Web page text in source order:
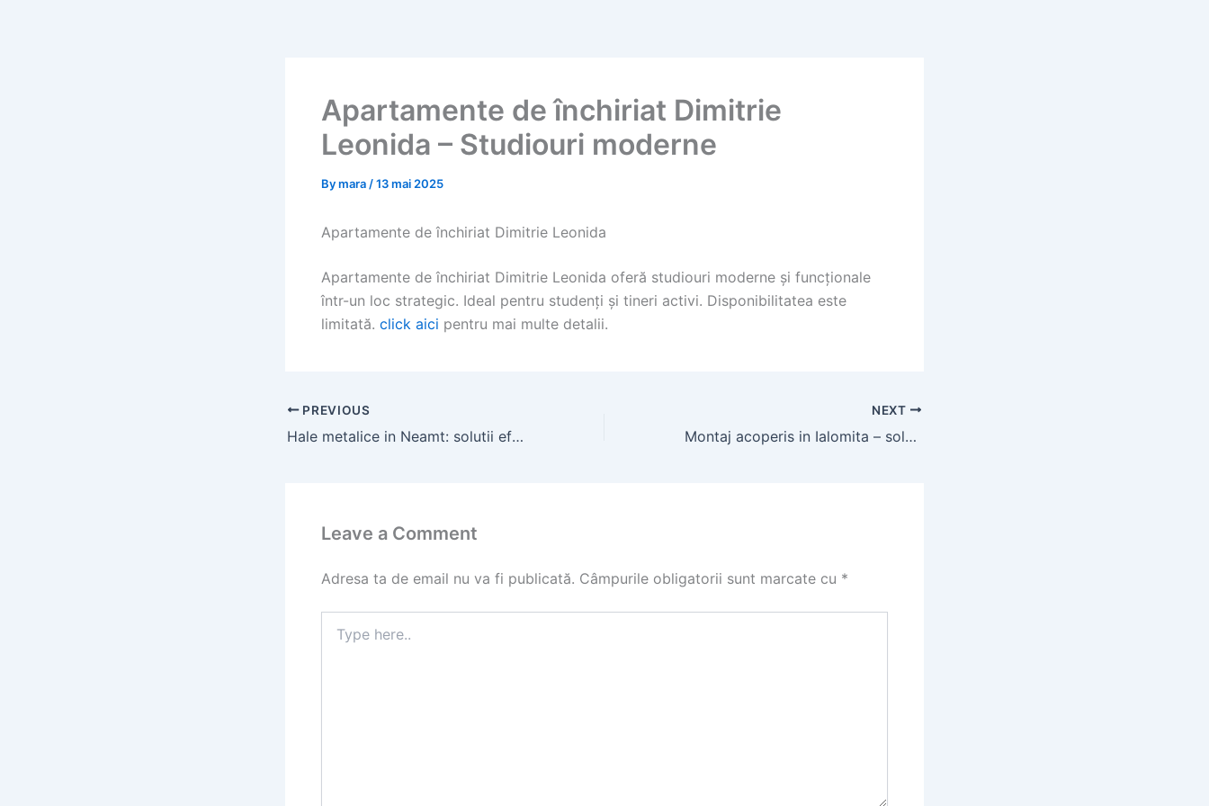
Apartamente de închiriat Dimitrie
Leonida – Studiouri moderne
Bymara /13 mai 2025
Apartamente de închiriat Dimitrie Leonida
Apartamente de închiriat Dimitrie Leonida oferă studiouri moderne și funcționale
într-un loc strategic. Ideal pentru studenți și tineri activi. Disponibilitatea este
limitată. click aici pentru mai multe detalii.
PREVIOUS
Hale metalice in Neamt: solutii eficiente pentru constructia halei tale
NEXT
Montaj acoperis in Ialomita – solutii profesionale pentru tigla ceramica si tabla Lindab
Leave a Comment
Adresa ta de email nu va fi publicată. Câmpurile obligatorii sunt marcate cu *
here..